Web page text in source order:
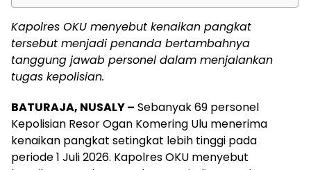
Kapolres OKU menyebut kenaikan pangkat
tersebut menjadi penanda bertambahnya
tanggung jawab personel dalam menjalankan
tugas kepolisian.
BATURAJA, NUSALY – Sebanyak 69 personel
Kepolisian Resor Ogan Komering Ulu menerima
kenaikan pangkat setingkat lebih tinggi pada
periode 1 Juli 2026. Kapolres OKU menyebut